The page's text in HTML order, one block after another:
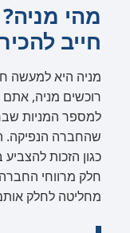
מהי
חייב
מניה היא למעשה
רוכשים מניה,
למספר המניות
שהחברה הנפיקה.
כגון הזכות
חלק מרווחי
מחליטה לחלק